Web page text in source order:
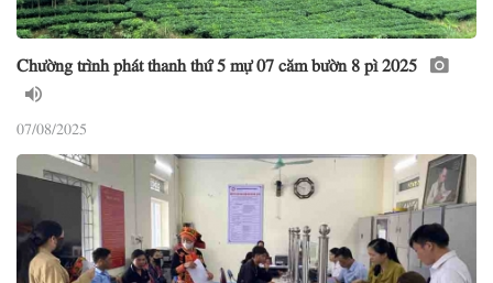
Chường trình phát thanh thứ 5 mự 07 căm bườn 8 pì 2025
07/08/2025